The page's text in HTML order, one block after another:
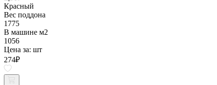
Красный
Вес поддона
1775
В машине м2
1056
Цена за: шт
274₽